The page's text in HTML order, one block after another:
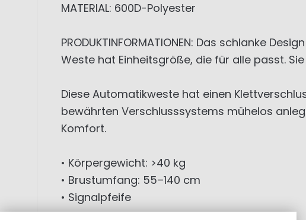
MATERIAL: 600D-Polyester
PRODUKTINFORMATIONEN: Das schlanke
Weste hat Einheitsgröße, die für alle passt.
Diese Automatikweste hat einen
bewährten Verschlusssystems mühelos
Komfort.
• Körpergewicht: >40 kg
• Brustumfang: 55–140 cm
• Signalpfeife